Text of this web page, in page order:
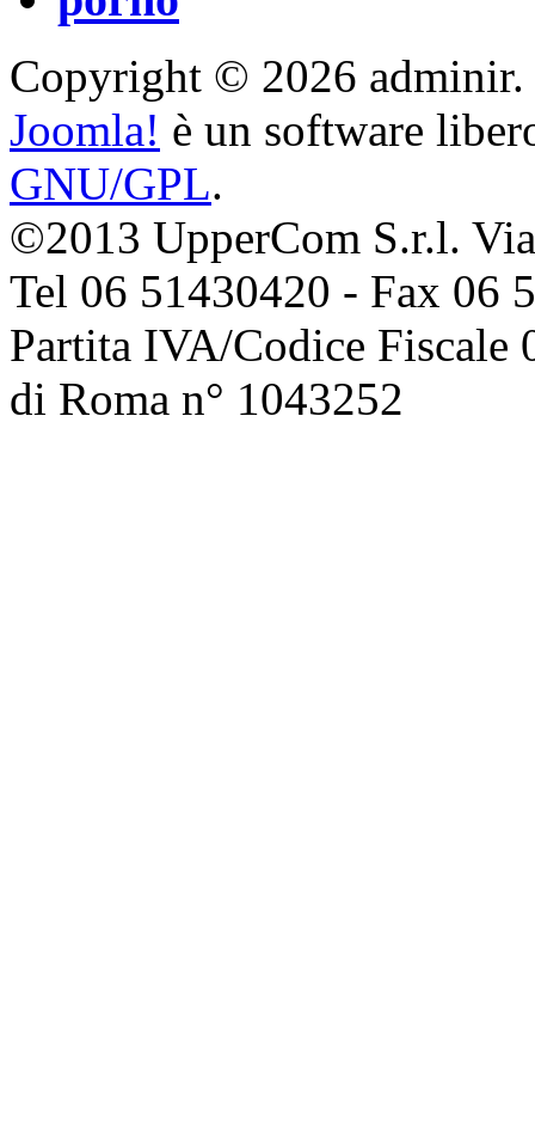
Copyright © 2026
Joomla! è un software
GNU/GPL.
©2013 UpperCom S.r.l.
Tel 06 51430420 - Fax 06
Partita IVA/Codice
di Roma n° 1043252